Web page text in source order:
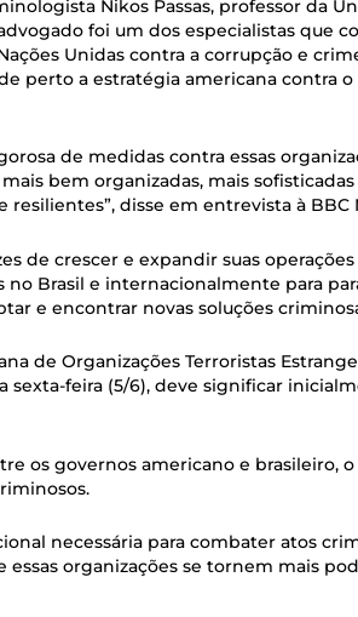
Nikos Passas, professor da
foi um dos especialistas que
Unidas contra a corrupção e
perto a estratégia americana contra
de medidas contra essas
bem organizadas, mais sofisticadas
disse em entrevista à BBC
de crescer e expandir suas
Brasil e internacionalmente para
e encontrar novas soluções
de Organizações Terroristas
feira (5/6), deve significar
os governos americano e brasileiro,
necessária para combater atos
organizações se tornem mais